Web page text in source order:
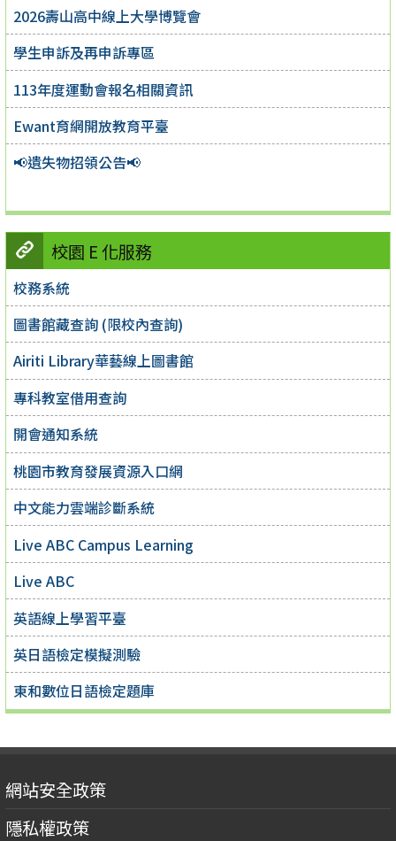
2026壽山高中線上大學博覽會
學生申訴及再申訴專區
113年度運動會報名相關資訊
Ewant育網開放教育平臺
📢遺失物招領公告📢
校園 E 化服務
校務系統
圖書館藏查詢 (限校內查詢)
Airiti Library華藝線上圖書館
專科教室借用查詢
開會通知系統
桃園市教育發展資源入口網
中文能力雲端診斷系統
Live ABC Campus Learning
Live ABC
英語線上學習平臺
英日語檢定模擬測驗
東和數位日語檢定題庫
網站安全政策
隱私權政策